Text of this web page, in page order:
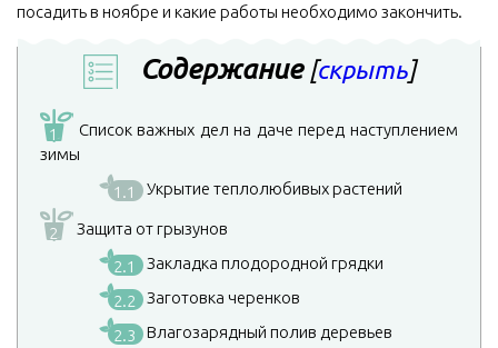
посадить в ноябре и какие работы необходимо закончить.
Содержание [скрыть]
1
Список важных дел на даче перед наступлением
зимы
1.1 Укрытие теплолюбивых растений
2
Защита от грызунов
2.1 Закладка плодородной грядки
2.2 Заготовка черенков
2.3 Влагозарядный полив деревьев